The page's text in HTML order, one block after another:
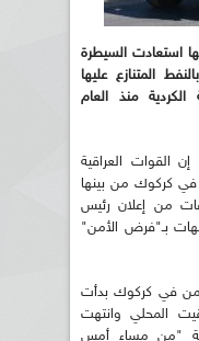
استعادت السيطرة
المتنازع عليها
منذ العام
القوات العراقية
كركوك من بينها
من إعلان رئيس
بـ"فرض الأمن"
في كركوك بدأت
بالتوقيت المحلي وانتهت
"من مساء أمس